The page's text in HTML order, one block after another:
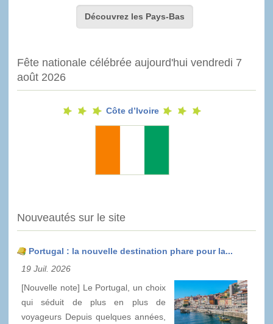
Découvrez les Pays-Bas
Fête nationale célébrée aujourd'hui vendredi 7
août 2026
Côte d’Ivoire
Nouveautés sur le site
Portugal : la nouvelle destination phare pour la...
19 Juil. 2026
[Nouvelle note] Le Portugal, un choix
qui séduit de plus en plus de
voyageurs Depuis quelques années,